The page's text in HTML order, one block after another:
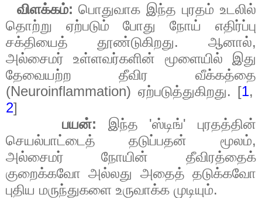
விளக்கம்: பொதுவாக இந்த புரதம் உடலில்
தொற்று
ஏற்படும் போது நோய்
எதிர்ப்பு
சக்தியைத்
தூண்டுகிறது. ஆனால்,
அல்சைமர் உள்ளவர்களின் மூளையில்
இது
தேவையற்ற
தீவிர வீக்கத்தை
(Neuroinflammation) ஏற்படுத்துகிறது. [1,
2]
பயன்: இந்த 'ஸ்டிங்' புரதத்தின்
செயல்பாட்டைத்
தடுப்பதன் மூலம்,
அல்சைமர் நோயின்
தீவிரத்தைக்
குறைக்கவோ அல்லது அதைத் தடுக்கவோ
புதிய மருந்துகளை உருவாக்க முடியும்.